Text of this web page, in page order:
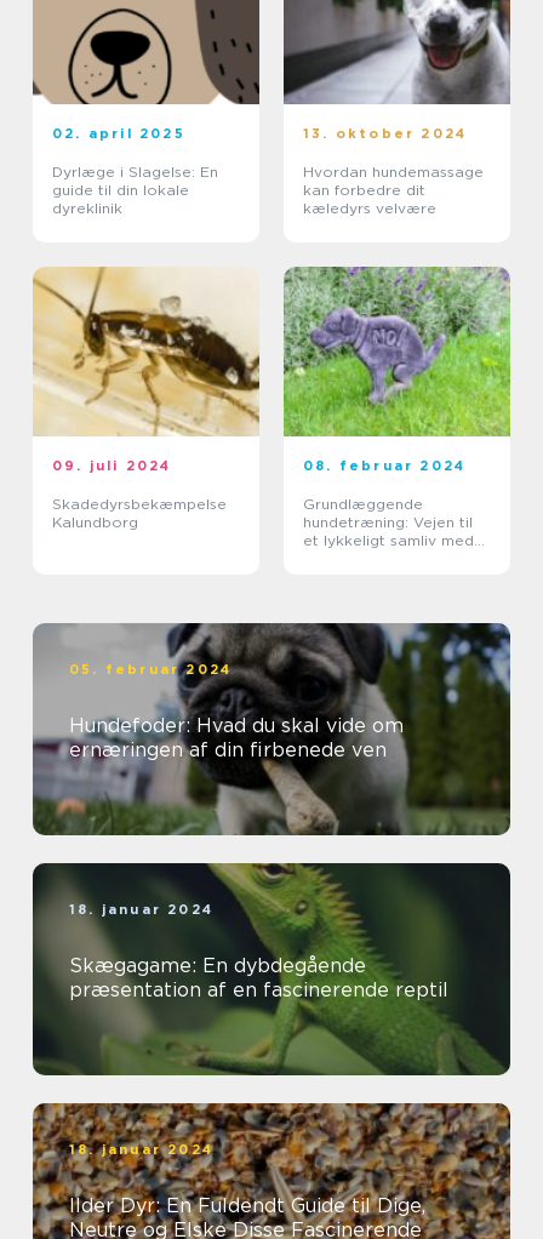
02. april 2025
Dyrlæge i Slagelse: En
guide til din lokale
dyreklinik
13. oktober 2024
Hvordan hundemassage
kan forbedre dit
kæledyrs velvære
09. juli 2024
Skadedyrsbekæmpelse
Kalundborg
08. februar 2024
Grundlæggende
hundetræning: Vejen til
et lykkeligt samliv med
05. februar 2024
Hundefoder: Hvad du skal vide om
ernæringen af din firbenede ven
18. januar 2024
Skægagame: En dybdegående
præsentation af en fascinerende reptil
18. januar 2024
Ilder Dyr: En Fuldendt Guide til Dige,
Neutre og Elske Disse Fascinerende